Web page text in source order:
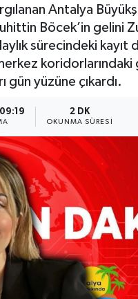
Antalya
Böcek’in gelini
sürecindeki kayıt
koridorlarındaki
gün yüzüne çıkardı.
2 DK
OKUNMA SÜRESI
Reklamlar
Haberleri
Arşivi